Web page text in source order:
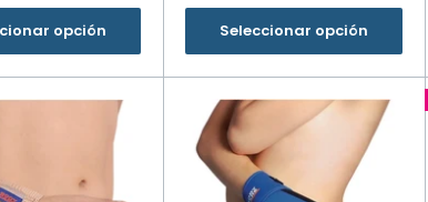
opción Seleccionar opción